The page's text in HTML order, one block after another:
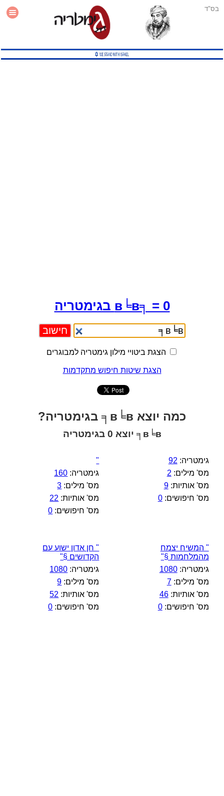
בס"ד
עזרה
в╘в╕ = 0 בגימטריה
הצגת ביטויי מילון גימטריה למבוגרים
הצגת שיטות חיפוש מתקדמות
כמה יוצא в╘в╕ בגימטריה?
в╘в╕ יוצא 0 בגימטריה
גימטריה: 92
מס' מילים: 2
מס' אותיות:9
מס' חיפושים:0
"
גימטריה: 160
מס' מילים: 3
מס' אותיות: 22
מס' חיפושים: 0
" המשיח יצמח
מהמלחמות §"
גימטריה:1080
מס' מילים:7
מס' אותיות:46
מס' חיפושים:0
" חן אדון ישוע עם
הקדושים §"
גימטריה: 1080
מס' מילים: 9
מס' אותיות: 52
מס' חיפושים: 0